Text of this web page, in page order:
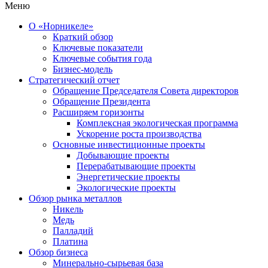
Меню
О «Норникеле»
Краткий обзор
Ключевые показатели
Ключевые события года
Бизнес-модель
Стратегический отчет
Обращение Председателя Совета директоров
Обращение Президента
Расширяем горизонты
Комплексная экологическая программа
Ускорение роста производства
Основные инвестиционные проекты
Добывающие проекты
Перерабатывающие проекты
Энергетические проекты
Экологические проекты
Обзор рынка металлов
Никель
Медь
Палладий
Платина
Обзор бизнеса
Минерально-сырьевая база